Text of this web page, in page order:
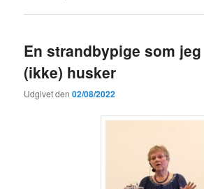
En strandbypige som jeg
(ikke) husker
Udgivet den02/08/2022